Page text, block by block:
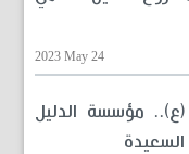
2023 May 24
(ع).. مؤسسة الدليل
السعيدة